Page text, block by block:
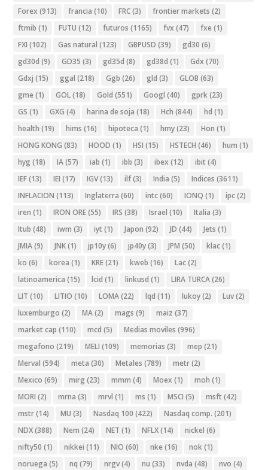
Forex (913) francia (10) FRC(3) frontier markets (2)
ftmib (1) FUTU (12) futuros (1165) fvx (47) fxe (1)
FXI (102) Gas natural (123) GBPUSD (39) gd30 (6)
gd30d (9) GD35 (3) gd35d (8) gd38d (1) Gdx (70)
Gdxj (15) ggal (218) Ggb (26) gld (3) GLOB (63)
gme (1) GOL(18) Gold (551) Googl (40) gprk(23)
GS (1) GXG (4) harina de soja (18) Hch (844) hd (1)
health (19) hims (16) hipoteca (1) hmy(23) Hon (1)
HONG KONG (83) HOOD (1) HSI (15) HSTECH (46) hum (1)
hyg (18) IA(57) iab (1) ibb (3) ibex (12) ibit (4)
IEF(13) IEI (17) IGV(13) ilf(3) India (5) Indices (3611)
INFLACION (113) Inglaterra (60) intc(60) IONQ (1) ipc(2)
iren (1) IRON ORE(55) IRS (38) Israel (10) Italia (3)
Itub (48) iwm (3) iyt (1) Japon (92) JD (44) Jets (1)
JMIA(9) JNK(1) jp10y(6) jp40y(3) JPM (50) klac(1)
ko (6) korea (1) KRE(21) kweb (16) Lac(2)
latinoamerica (15) lcid (1) linkusd (1) LIRA TURCA(26)
LIT (10) LITIO (10) LOMA(22) lqd (11) lukoy(2) Luv(2)
luxemburgo (2) MA(2) mags (9) maiz (37)
market cap (110) mcd (5) Medias moviles (996)
megafono (219) MELI (109) memorias (3) mep (21)
Merval (594) meta (30) Metales (789) metr(2)
Mexico (69) mirg (23) mmm (4) Moex (1) moh (1)
MORI (2) mrna (3) mrvl (1) ms (1) MSCI (5) msft (42)
mstr(14) MU (3) Nasdaq 100 (422) Nasdaq comp. (201)
NDX(388) Nem (24) NET (1) NFLX(14) nickel (6)
nifty50 (1) nikkei (11) NIO (60) nke (16) nok(1)
noruega (5) nq (79) nrgv(4) nu (33) nvda (48) nvo (4)